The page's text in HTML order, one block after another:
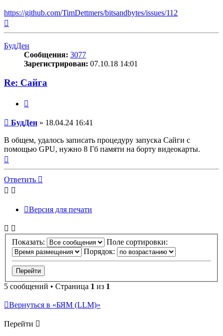
https://github.com/TimDettmers/bitsandbytes/issues/112
БудДен
Сообщения: 3077
Зарегистрирован: 07.10.18 14:01
Re: Сайга
Сообщение
БудДен » 18.04.24 16:41
В общем, удалось записать процедуру запуска Сайги с
помощью GPU, нужно 8 Гб памяти на борту видеокарты.
началу
Ответить
Версия для печати
Показать:
Поле сортировки:
Порядок:
5 сообщений • Страница 1 из 1
Вернуться в «БЯМ (LLM)»
Перейти